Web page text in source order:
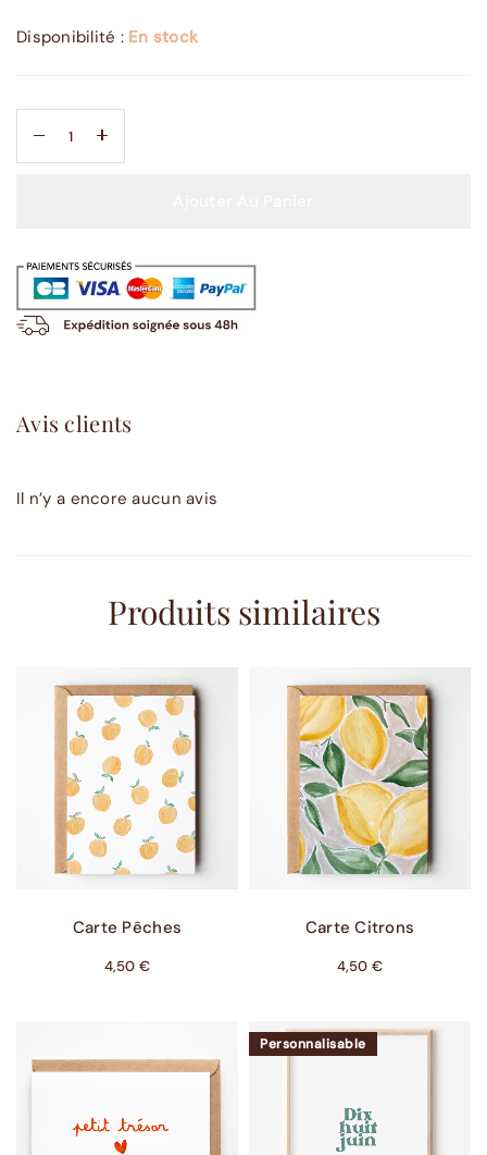
Disponibilité : En stock
Avis clients
Il n’y a encore aucun avis
Produits similaires
Ajouter Au Panier
Carte Pêches
4,50€
Ajouter Au Panier
Carte Citrons
4,50€
Personnalisable